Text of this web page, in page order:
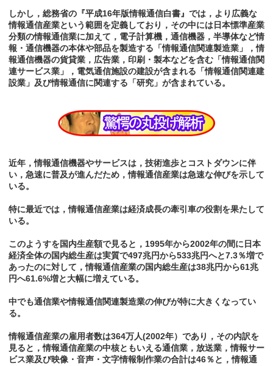
しかし，総務省の『平成16年版情報通信白書』では，より広義な
情報通信産業という範囲を定義しており，その中には日本慓準産業
分類の情報通信業に加えて，電子計算機，通信機器，半導体など情
報・通信機器の本体や部品を製造する「情報通信関連製造業」，情
報通信機器の貨貸業，広告業，印刷・製本などを含む「情報通信関
連サービス業」，電気通信施設の建設が含まれる「情報通信関連建
設業」及び情報通信に関連する「研究」が含まれている。
近年，情報通信機器やサービスは，技術進歩とコストダウンに伴
い，急速に普及が進んだため，情報通信産業は急速な伸びを示して
いる。
特に最近では，情報通信産業は経済成長の牽引車の役割を果たして
いる。
このようすを国内生産額で見ると，1995年から2002年の間に日本
経済全体の国内総生産は実質で497兆円から533兆円へと7.3％増で
あったのに対して，情報通信産業の国内総生産は38兆円から61兆
円へ61.6%増と大幅に増えている。
中でも通信業や情報通信関連製造業の伸びが特に大きくなってい
る。
情報通信産業の雇用者数は364万人(2002年）であり，その内訳を
見ると，情報通信産業の中核ともいえる通信業，放送業，情報サー
ビス業及び映像・音声・文字情報制作業の合計は46％と，情報通